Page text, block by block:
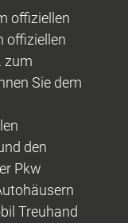
offiziellen
offiziellen
zum
Sie dem
den
Pkw
Treuhand